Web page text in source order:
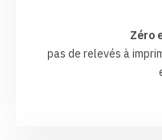
Zéro
pas de relevés à